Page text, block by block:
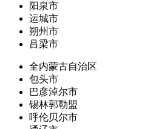
阳泉市
运城市
朔州市
吕梁市
全内蒙古自治区
包头市
巴彦淖尔市
锡林郭勒盟
呼伦贝尔市